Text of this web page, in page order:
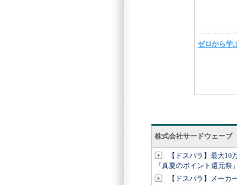
株式会社サードウェー
【ドスパラ】最大
『真夏のポイント還元祭
【ドスパラ】メー